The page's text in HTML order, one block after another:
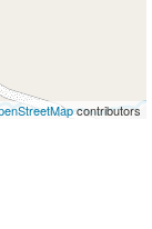
contributors